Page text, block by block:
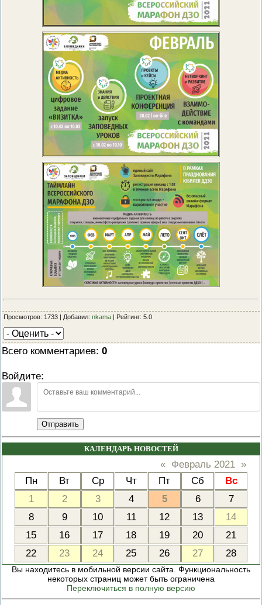
Просмотров: 1733 | Добавил: nkama | Рейтинг: 5.0
Всего комментариев: 0
Войдите:
Отправить
КАЛЕНДАРЬ НОВОСТЕЙ
« Февраль 2021 »
Пн
Вт Ср Чт Пт Сб
Вс
1
2 3 4 5 6
7
8
9 10 11 12 13
14
15
16 17 18 19 20
21
22
23 24 25 26 27 28
Вы находитесь в мобильной версии сайта. Функциональность
некоторых страниц может быть ограничена
Переключиться в полную версию